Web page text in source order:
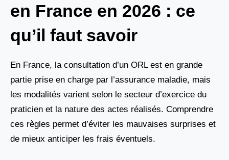
en France en 2026 : ce
qu’il faut savoir
En France, la consultation d’un ORL est en grande
partie prise en charge par l’assurance maladie, mais
les modalités varient selon le secteur d’exercice du
praticien et la nature des actes réalisés. Comprendre
ces règles permet d’éviter les mauvaises surprises et
de mieux anticiper les frais éventuels.